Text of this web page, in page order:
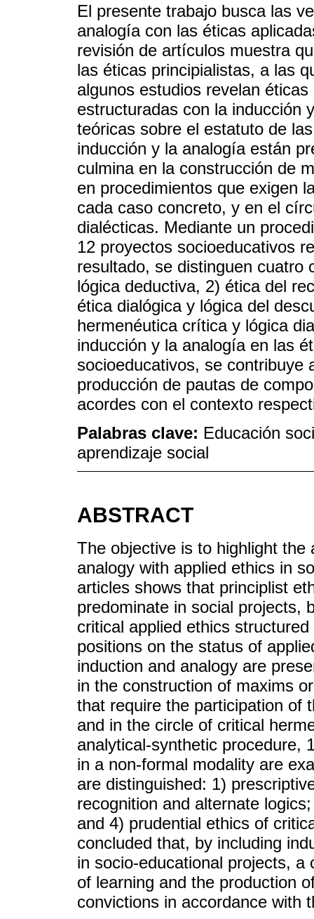
El presente trabajo busca las
analogía con las éticas
revisión de artículos muestra
las éticas principialistas, a las
algunos estudios revelan
estructuradas con la inducción
teóricas sobre el estatuto de
inducción y la analogía están
culmina en la construcción de
en procedimientos que exigen
cada caso concreto, y en el
dialécticas. Mediante un
12 proyectos socioeducativos
resultado, se distinguen cuatro
lógica deductiva, 2) ética del
ética dialógica y lógica del
hermenéutica crítica y lógica
inducción y la analogía en las
socioeducativos, se contribuye
producción de pautas de
acordes con el contexto
Palabras clave: Educación
aprendizaje social
ABSTRACT
The objective is to highlight
analogy with applied ethics in
articles shows that principlist
predominate in social projects,
critical applied ethics
positions on the status of
induction and analogy are
in the construction of maxims
that require the participation of
and in the circle of critical
analytical-synthetic procedure,
in a non-formal modality are
are distinguished: 1)
recognition and alternate
and 4) prudential ethics of
concluded that, by including
in socio-educational projects,
of learning and the production
convictions in accordance with